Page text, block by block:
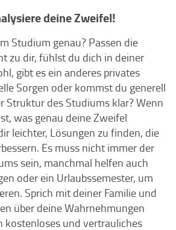
deine Zweifel!
Studium genau? Passen die
zu dir, fühlst du dich in deiner
gibt es ein anderes privates
Sorgen oder kommst du generell
Struktur des Studiums klar? Wenn
was genau deine Zweifel
leichter, Lösungen zu finden, die
Es muss nicht immer der
sein, manchmal helfen auch
oder ein Urlaubssemester, um
Sprich mit deiner Familie und
über deine Wahrnehmungen
kostenloses und vertrauliches